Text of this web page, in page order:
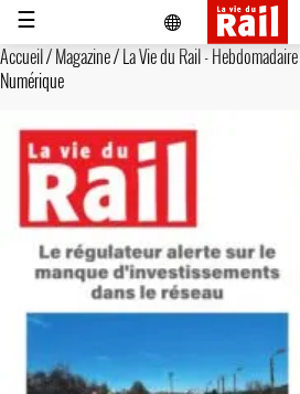
Vidéos
Pro
&
Annonces
Newsletters
S'abonner
Se
réabonner
☰
Accueil/Magazine/La Vie du Rail - Hebdomadaire
Numérique